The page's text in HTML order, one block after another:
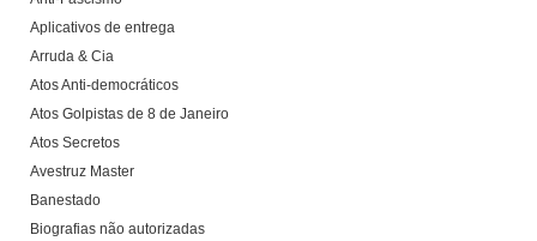
Aplicativos de entrega
Arruda & Cia
Atos Anti-democráticos
Atos Golpistas de 8 de Janeiro
Atos Secretos
Avestruz Master
Banestado
Biografias não autorizadas